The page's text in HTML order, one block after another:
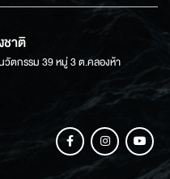
าติ
วัตกรรม 39 หมู่ 3 ต.คลองห้า